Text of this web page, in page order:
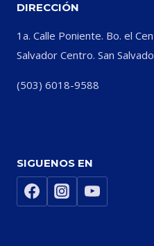
DIRECCIÓN
1a. Calle Poniente. Bo. el
Salvador Centro. San
(503) 6018-9588
SIGUENOS EN